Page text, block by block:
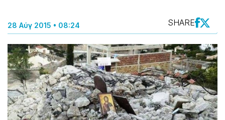
28 Αύγ 2015 • 08:24 SHARE